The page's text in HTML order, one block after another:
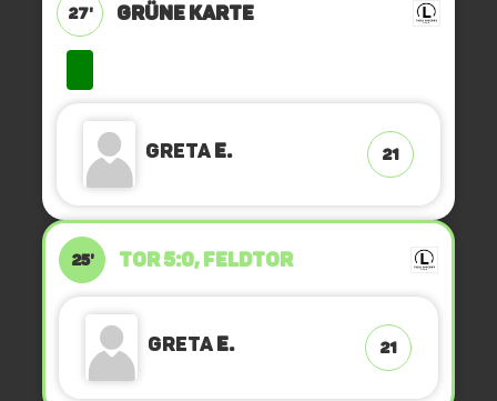
27' GRÜNE KARTE
GretaE. 21
25' TOR 5:0, FELDTOR
GretaE. 21